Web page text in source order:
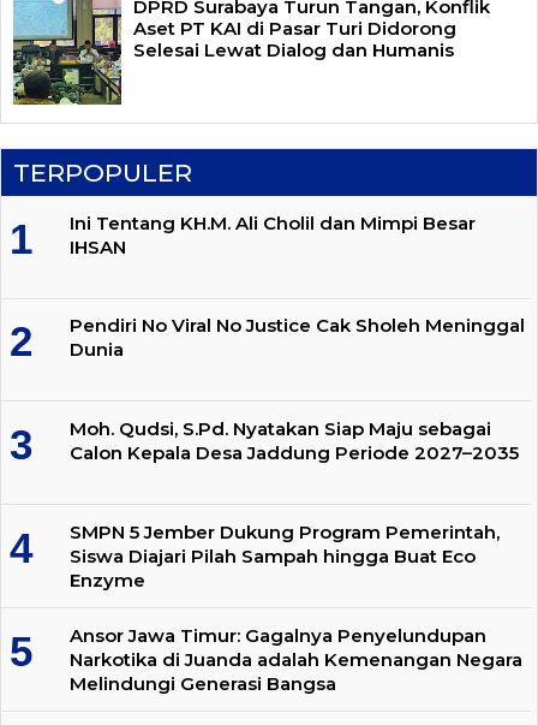
DPRD Surabaya Turun Tangan, Konflik
Aset PT KAI di Pasar Turi Didorong
Selesai Lewat Dialog dan Humanis
TERPOPULER
Ini Tentang KH.M. Ali Cholil dan Mimpi Besar
IHSAN
Pendiri No Viral No Justice Cak Sholeh Meninggal
Dunia
Moh. Qudsi, S.Pd. Nyatakan Siap Maju sebagai
Calon Kepala Desa Jaddung Periode 2027–2035
SMPN 5 Jember Dukung Program Pemerintah,
Siswa Diajari Pilah Sampah hingga Buat Eco
Enzyme
Ansor Jawa Timur: Gagalnya Penyelundupan
Narkotika di Juanda adalah Kemenangan Negara
Melindungi Generasi Bangsa